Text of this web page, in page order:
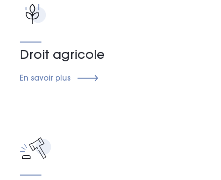
Droit agricole
En savoir plus